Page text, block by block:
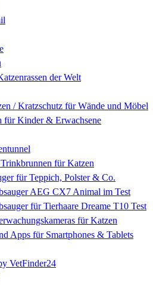
der Welt
/ Kratzschutz für Wände und Möbel
für Kinder & Erwachsene
für Katzen
für Teppich, Polster & Co.
AEG CX7 Animal im Test
für Tierhaare Dreame T10 Test
für Katzen
Apps für Smartphones & Tablets
VetFinder24